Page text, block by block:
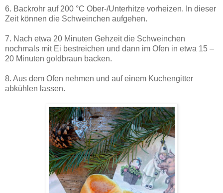
6. Backrohr auf 200 °C Ober-/Unterhitze vorheizen. In dieser
Zeit können die Schweinchen aufgehen.
7. Nach etwa 20 Minuten Gehzeit die Schweinchen
nochmals mit Ei bestreichen und dann im Ofen in etwa 15 –
20 Minuten goldbraun backen.
8. Aus dem Ofen nehmen und auf einem Kuchengitter
abkühlen lassen.